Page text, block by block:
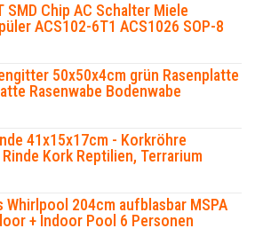
SMD Chip AC Schalter Miele
ACS102-6T1 ACS1026 SOP-8
50x50x4cm grün Rasenplatte
Rasenwabe Bodenwabe
41x15x17cm - Korkröhre
Kork Reptilien, Terrarium
Whirlpool 204cm aufblasbar MSPA
+ Indoor Pool 6 Personen